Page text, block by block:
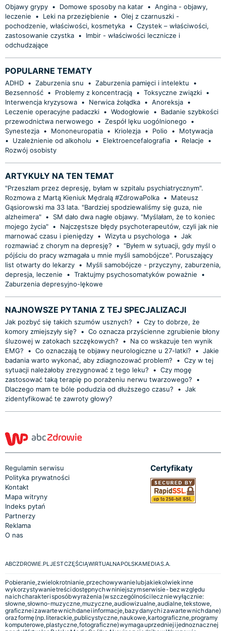
Objawy grypy • Domowe sposoby na katar • Angina - objawy,
leczenie
• Leki na przeziębienie • Olej z czarnuszki -
pochodzenie, właściwości, kosmetyka • Czystek – właściwości,
zastosowanie czystka •
Imbir - właściwości lecznicze i
odchudzające
POPULARNE TEMATY
ADHD • Zaburzenia snu • Zaburzenia pamięci i intelektu
•
Bezsenność • Problemy z koncentracją • Toksyczne związki •
Interwencja kryzysowa • Nerwica żołądka • Anoreksja •
Leczenie operacyjne padaczki • Wodogłowie •
Badanie szybkości
przewodnictwa nerwowego
• Zespół lęku uogólnionego
•
Synestezja • Mononeuropatia • Kriolezja • Polio •
Motywacja
•
Uzależnienie od alkoholu • Elektroencefalografia • Relacje
•
Rozwój osobisty
ARTYKUŁY NA TEN TEMAT
"Przeszłam przez depresję, byłam w szpitalu psychiatrycznym".
Rozmowa z Martą Kieniuk Mędralą #ZdrowaPolka •
Mateusz
Gąsiorowski ma 33 lata. "Bardziej spodziewaliśmy się guza, nie
alzheimera" •
SM dało dwa nagłe objawy. "Myślałam, że to koniec
mojego życia" •
Najczęstsze błędy psychoterapeutów, czyli jak nie
marnować czasu i pieniędzy • Wizyta u psychologa • Jak
rozmawiać z chorym na depresję?
•
"Byłem w sytuacji, gdy myśl o
pójściu do pracy wzmagała u mnie myśli samobójcze". Poruszający
list otwarty do lekarzy •
Myśli samobójcze - przyczyny, zaburzenia,
depresja, leczenie
• Traktujmy psychosomatyków poważnie
•
Zaburzenia depresyjno-lękowe
NAJNOWSZE PYTANIA Z TEJ SPECJALIZACJI
Jak pozbyć się takich szumów usznych? • Czy to dobrze, że
komory zmiejszyły się?
• Co oznacza przyścienne zgrubienie błony
śluzowej w zatokach szczękowych?
•
Na co wskazuje ten wynik
EMG?
• Co oznaczają te objawy neurologiczne u 27-latki? • Jakie
badania warto wykonać, aby zdiagnozować problem?
• Czy w tej
sytuacji należałoby zrezygnować z tego leku?
• Czy mogę
zastosować taką terapię po porażeniu nerwu twarzowego?
•
Dlaczego mam te bóle podudzia od dłuższego czasu?
• Jak
zidentyfikować te zawroty głowy?
Regulamin serwisu
Polityka prywatności
Kontakt
Mapa witryny
Indeks pytań
Partnerzy
Reklama
O nas
Certyfikaty
ABCZDROWIE.PL JEST CZĘŚCIĄ WIRTUALNA POLSKA MEDIA S.A.
Pobieranie, zwielokrotnianie, przechowywanie lub jakiekolwiek inne
wykorzystywanie treści dostępnych w niniejszym serwisie - bez względu
na ich charakter i sposób wyrażenia (w szczególności lecz nie wyłącznie:
słowne, słowno-muzyczne, muzyczne, audiowizualne, audialne, tekstowe,
graficzne i zawarte w nich dane i informacje, bazy danych i zawarte w nich dane)
oraz formę (np. literackie, publicystyczne, naukowe, kartograficzne, programy
komputerowe, plastyczne, fotograficzne) wymaga uprzedniej i jednoznacznej